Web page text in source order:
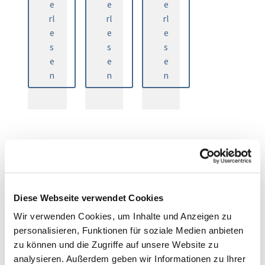
Diese Webseite verwendet Cookies
Wir verwenden Cookies, um Inhalte und Anzeigen zu
personalisieren, Funktionen für soziale Medien anbieten
zu können und die Zugriffe auf unsere Website zu
analysieren. Außerdem geben wir Informationen zu Ihrer
e
rl
e
s
e
n
e
rl
e
s
e
n
e
rl
e
s
e
n